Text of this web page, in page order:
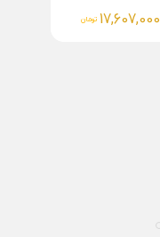
17,607,000 تومان